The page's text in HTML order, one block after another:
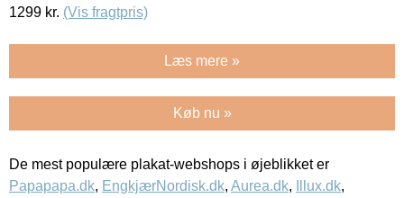
1299 kr. (Vis fragtpris)
Læs mere »
Køb nu »
De mest populære plakat-webshops i øjeblikket er
Papapapa.dk, EngkjærNordisk.dk, Aurea.dk, Illux.dk,